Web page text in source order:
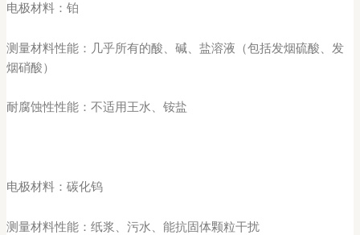
电极材料：铂
测量材料性能：几乎所有的酸、碱、盐溶液（包括发烟硫酸、发
烟硝酸）
耐腐蚀性性能：不适用王水、铵盐
电极材料：碳化钨
测量材料性能：纸浆、污水、能抗固体颗粒干扰